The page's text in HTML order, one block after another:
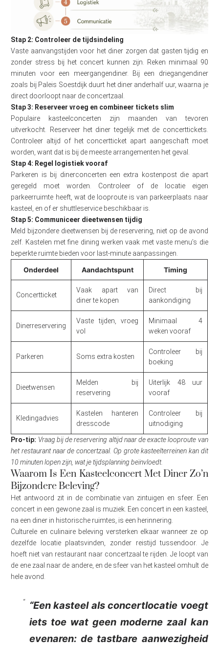
Stap 2: Controleer de tijdsindeling
Vaste aanvangstijden voor het diner zorgen dat gasten tijdig en
zonder stress bij het concert kunnen zijn. Reken minimaal 90
minuten voor een meergangendiner. Bij een driegangendiner
zoals bij Paleis Soestdijk duurt het diner anderhalf uur, waarna je
direct doorloopt naar de concertzaal.
Stap 3: Reserveer vroeg en combineer tickets slim
Populaire kasteelconcerten zijn maanden van tevoren
uitverkocht. Reserveer het diner tegelijk met de concerttickets.
Controleer altijd of het concertticket apart aangeschaft moet
worden, want dat is bij de meeste arrangementen het geval.
Stap 4: Regel logistiek vooraf
Parkeren is bij dinerconcerten een extra kostenpost die apart
geregeld moet worden. Controleer of de locatie eigen
parkeerruimte heeft, wat de looproute is van parkeerplaats naar
kasteel, en of er shuttleservice beschikbaar is.
Stap 5: Communiceer dieetwensen tijdig
Meld bijzondere dieetwensen bij de reservering, niet op de avond
zelf. Kastelen met fine dining werken vaak met vaste menu’s die
beperkte ruimte bieden voor last-minute aanpassingen.
Onderdeel Aandachtspunt Timing
Concertticket
Vaak apart van
diner te kopen
Direct bij
aankondiging
Dinerreservering
Vaste tijden, vroeg
vol
Minimaal 4
weken vooraf
Parkeren Soms extra kosten
Controleer bij
boeking
Dieetwensen
Melden bij
reservering
Uiterlijk 48 uur
vooraf
Kledingadvies
Kastelen hanteren
dresscode
Controleer bij
uitnodiging
Pro-tip: Vraag bij de reservering altijd naar de exacte looproute van
het restaurant naar de concertzaal. Op grote kasteelterreinen kan dit
10 minuten lopen zijn, wat je tijdsplanning beïnvloedt.
Waarom Is Een Kasteelconcert Met Diner Zo’n
Bijzondere Beleving?
Het antwoord zit in de combinatie van zintuigen en sfeer. Een
concert in een gewone zaal is muziek. Een concert in een kasteel,
na een diner in historische ruimtes, is een herinnering.
Culturele en culinaire beleving versterken elkaar wanneer ze op
dezelfde locatie plaatsvinden, zonder reistijd tussendoor. Je
hoeft niet van restaurant naar concertzaal te rijden. Je loopt van
de ene zaal naar de andere, en de sfeer van het kasteel omhult de
hele avond.
“Een kasteel als concertlocatie voegt
iets toe wat geen moderne zaal kan
evenaren: de tastbare aanwezigheid